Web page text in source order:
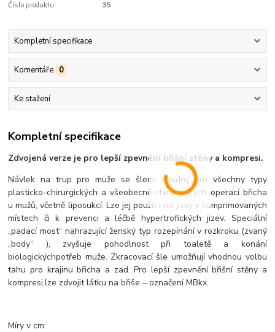
Číslo produktu: 35
Kompletní specifikace
Komentáře 0
Ke stažení
Kompletní specifikace
Zdvojená verze je pro lepší zpevnění břišní stěny a kompresi.
Návlek na trup pro muže se šlemi vhodný pro všechny typy
plasticko-chirurgických a všeobecně-chirurgických operací břicha
u mužů, včetně liposukcí. Lze jej použít i na jizvy v komprimovaných
místech či k prevenci a léčbě hypertrofických jizev. Speciální
„padací most“ nahrazující ženský typ rozepínání v rozkroku (zvaný
„body“ ), zvyšuje pohodlnost při toaletě a konání
biologickýchpotřeb muže. Zkracovací šle umožňují vhodnou volbu
tahu pro krajinu břicha a zad. Pro lepší zpevnění břišní stěny a
kompresi,lze zdvojit látku na břiše – označení MBkx.
Míry v cm: